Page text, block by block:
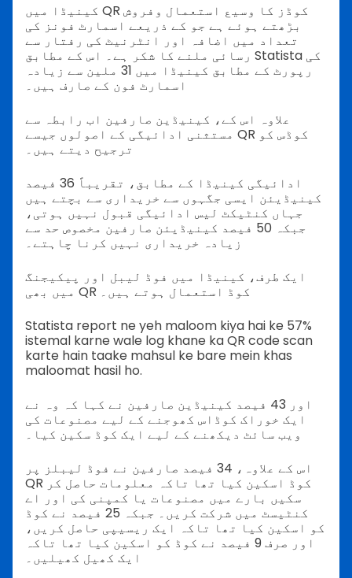
کینیڈا میں QR کوڈز کا وسیع استعمال وفروش
بڑھتے ہوئے ہے جو کے ذریعے اسمارٹ فونز کی
تعداد میں اضافہ اور انٹرنیٹ کی رفتار سے
رسائی ملنے کا شکر ہے۔ اس کے مطابق Statista کی
رپورٹ کے مطابق کینیڈا میں 31 ملین سے زیادہ
اسمارٹ فون کے صارف ہیں۔
علاوہ اس کے، کینیڈین صارفین اب رابطہ سے
مستثنی ادائیگی کے اصولوں جیسے QR کوڈس کو
ترجیح دیتے ہیں۔
ادائیگی کینیڈا کے مطابق، تقریباً 36 فیصد
کینیڈیئن ایسی جگہوں سے خریداری سے بچتے ہیں
جہاں کنٹیکٹ لیس ادائیگی قبول نہیں ہوتی،
جبکہ 50 فیصد کینیڈیئن صارفین مخصوص حد سے
زیادہ خریداری نہیں کرنا چاہتے۔
ایک طرف، کینیڈا میں فوڈ لیبل اور پیکیجنگ
میں بھی QR کوڈ استعمال ہوتے ہیں۔
Statista report ne yeh maloom kiya hai ke 57%
istemal karne wale log khane ka QR code scan
karte hain taake mahsul ke bare mein khas
maloomat hasil ho.
اور 43 فیصد کینیڈین صارفین نے کہا کہ وہ نے
ایک خوراک کوڈاس کھوجنے کے لیے مصنوعات کی
ویب سائٹ دیکھنے کے لیے ایک کوڈ سکین کیا۔
اس کے علاوہ، 34 فیصد صارفین نے فوڈ لیبلز پر
QR کوڈ اسکین کیا تھا تاکہ معلومات حاصل کر
سکیں بارے میں مصنوعات یا کمپنی کی اور اے
کنٹیسٹ میں شرکت کریں۔ جبکہ 25 فیصد نے کوڈ
کو اسکین کیا تھا تاکہ ایک ریسیپی حاصل کریں،
اور صرف 9 فیصد نے کوڈ کو اسکین کیا تھا تاکہ
ایک کھیل کھیلیں۔